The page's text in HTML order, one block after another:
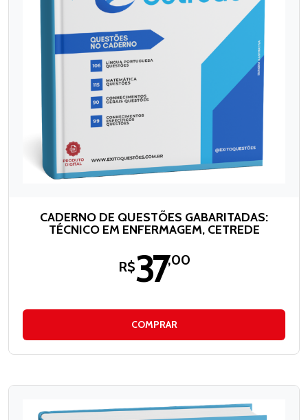
CADERNO DE QUESTÕES GABARITADAS:
TÉCNICO EM ENFERMAGEM, CETREDE
R$37,00
COMPRAR